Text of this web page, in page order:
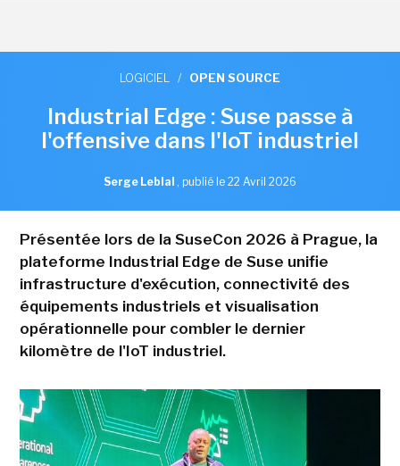
LOGICIEL / OPEN SOURCE
Industrial Edge : Suse passe à
l'offensive dans l'IoT industriel
Serge Leblal , publié le 22 Avril 2026
Présentée lors de la SuseCon 2026 à Prague, la
plateforme Industrial Edge de Suse unifie
infrastructure d'exécution, connectivité des
équipements industriels et visualisation
opérationnelle pour combler le dernier
kilomètre de l'IoT industriel.